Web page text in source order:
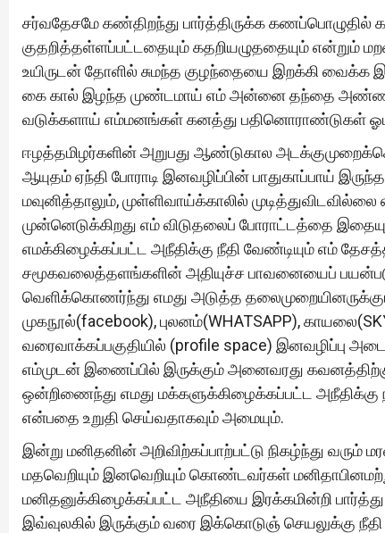
சர்வதேசமே கண்திறந்து பார்த்திருக்க கணப்பொழுதில்
குதறித்தள்ளப்பட்டதையும் கதறியழுததையும் என்றும்
உயிருடன் தோளில் சுமந்த குழந்தையை இறக்கி வைக்க
கை கால் இழந்த முண்டமாய் எம் அன்னை தந்தை
வடுக்களாய் எம்மனங்கள் கனத்து பதினொராண்டுகள்
ஈழத்தமிழர்களின் அறுபது ஆண்டுகால
ஆயுதம் ஏந்தி போராடி இனவழிப்பின் பாதுகாப்பாய்
மவுனித்தாலும், முள்ளிவாய்க்காலில்
முன்னெடுக்கிறது எம் விடுதலைப் போராட்டத்தை
எமக்கிழைக்கப்பட்ட அநீதிக்கு நீதி வேண்டியும் எம்
சமூகவலைத்தளங்களின் அதியுச்ச பாவனையைப்
வெளிக்கொணர்ந்து எமது அடுத்த
முகநூல்(facebook), புலனம்(WHATSAPP),
வரைவாக்கப்பகுதியில் (profile space) இனவழிப்பு
எம்முடன் இணைப்பில் இருக்கும் அனைவரது
ஒன்றிணைந்து எமது மக்களுக்கிழைக்கப்பட்ட அநீதிக்கு
என்பதை உறுதி செய்வதாகவும் அமையும்.
இன்று மனிதனின் அறிவிற்கப்பாற்பட்டு நிகழ்ந்து
மதவெறியும் இனவெறியும் கொண்டவர்கள்
மனிதனுக்கிழைக்கப்பட்ட அநீதியை இரக்கமின்றி
இவ்வுலகில் இருக்கும் வரை இக்கொடுஞ் செயலுக்கு